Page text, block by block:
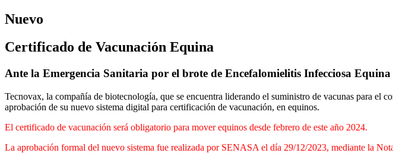
Nuevo
Certificado de Vacunación Equina
Ante la Emergencia Sanitaria por el brote de Encefalomielitis Infecciosa Equina
Tecnovax, la compañía de biotecnología, que se encuentra liderando el suministro de vacunas para
aprobación de su nuevo sistema digital para certificación de vacunación, en equinos.
El certificado de vacunación será obligatorio para mover equinos desde febrero de este año 2024.
La aprobación formal del nuevo sistema fue realizada por SENASA el día 29/12/2023, mediante la